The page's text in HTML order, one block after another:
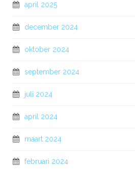
april 2025
december 2024
oktober 2024
september 2024
juli 2024
april 2024
maart 2024
februari 2024